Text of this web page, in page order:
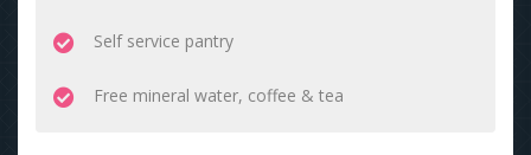
Self service pantry
Free mineral water, coffee & tea